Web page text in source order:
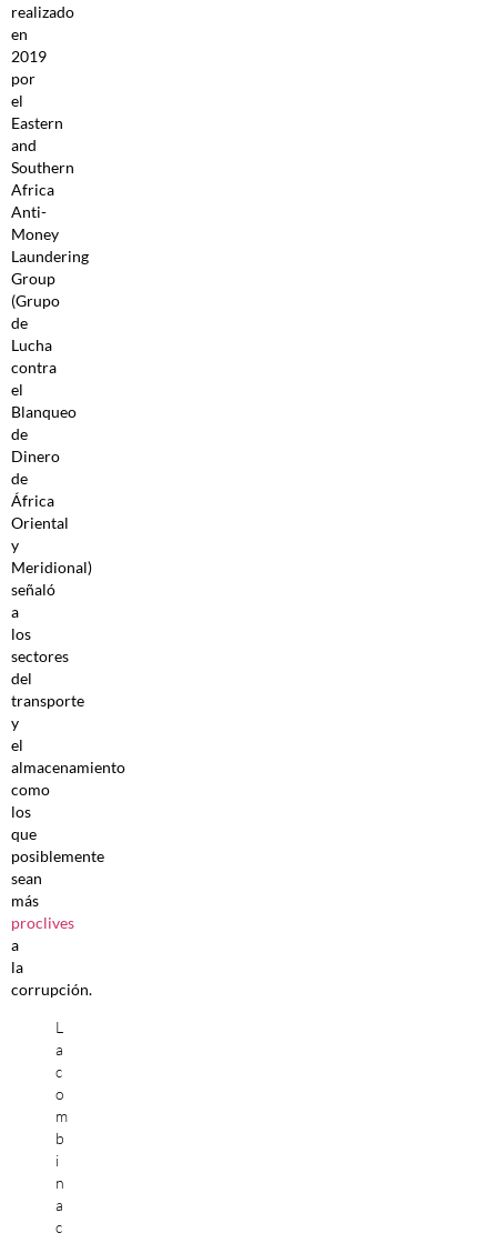
realizado
en
2019
por
el
Eastern
and
Southern
Africa
Anti-
Money
Laundering
Group
(Grupo
de
Lucha
contra
el
Blanqueo
de
Dinero
de
África
Oriental
y
Meridional)
señaló
a
los
sectores
del
transporte
y
el
almacenamiento
como
los
que
posiblemente
sean
más
proclives
a
la
corrupción.
L
a
c
o
m
b
i
n
a
c